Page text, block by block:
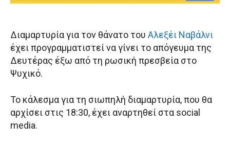
Διαμαρτυρία για τoν θάνατο του Αλεξέι Ναβάλνι
έχει προγραμματιστεί να γίνει το απόγευμα της
Δευτέρας έξω από τη ρωσική πρεσβεία στο
Ψυχικό.
Το κάλεσμα για τη σιωπηλή διαμαρτυρία, που θα
αρχίσει στις 18:30, έχει αναρτηθεί στα social
media.